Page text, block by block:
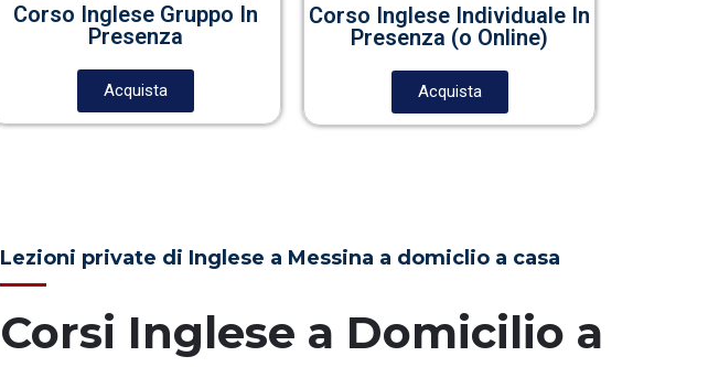
Corso Inglese Gruppo In
Presenza
Acquista
Corso Inglese Individuale In
Presenza (o Online)
Acquista
Corsi Inglese a Domicilio a
Lezioni private di Inglese a Messina a domiclio a casa